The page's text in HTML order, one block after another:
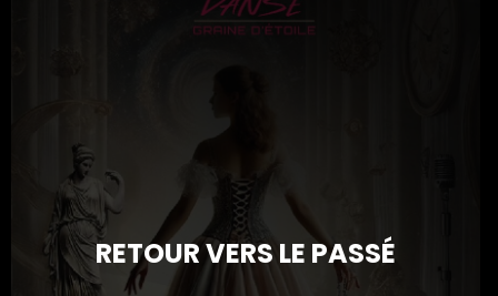
RETOUR VERS LE PASSÉ